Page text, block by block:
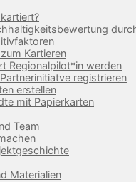
Kartieren
Regionalpilot*in werden
registrieren
erstellen
mit Papierkarten
Team
Materialien